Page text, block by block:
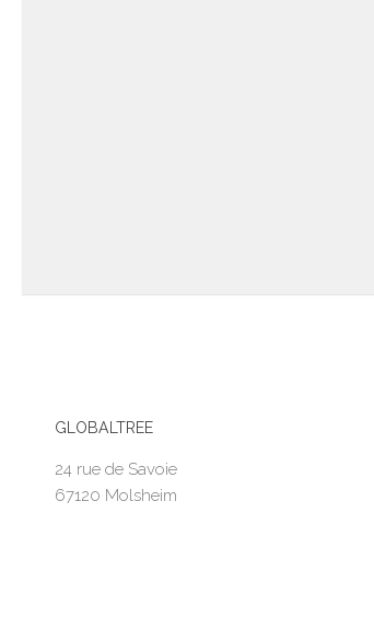
GLOBALTREE
24 rue de Savoie
67120 Molsheim